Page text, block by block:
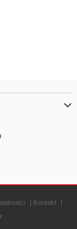
Kontakt